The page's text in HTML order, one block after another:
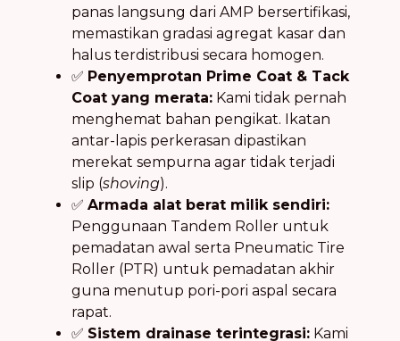
panas langsung dari AMP bersertifikasi,
memastikan gradasi agregat kasar dan
halus terdistribusi secara homogen.
✅ Penyemprotan Prime Coat & Tack
Coat yang merata: Kami tidak pernah
menghemat bahan pengikat. Ikatan
antar-lapis perkerasan dipastikan
merekat sempurna agar tidak terjadi
slip (shoving).
✅ Armada alat berat milik sendiri:
Penggunaan Tandem Roller untuk
pemadatan awal serta Pneumatic Tire
Roller (PTR) untuk pemadatan akhir
guna menutup pori-pori aspal secara
rapat.
✅ Sistem drainase terintegrasi: Kami